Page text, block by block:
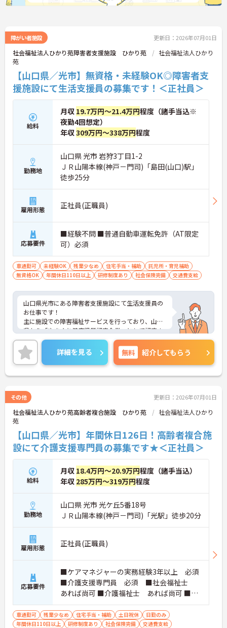
障がい者施設 更新日：2026年07月01日
社会福祉法人ひかり苑障害者支援施設 ひかり苑
社会福祉法人ひかり
苑
【山口県／光市】無資格・未経験OK◎障害者支
援施設にて生活支援員の募集です！＜正社員＞
給料
月収 19.7万円～21.4万円程度（諸手当込※
夜勤4回想定）
年収309万円～338万円程度
勤務地
山口県 光市 岩狩3丁目1-2
ＪＲ山陽本線(神戸－門司)「島田(山口)駅」
徒歩25分
雇用形態 正社員(正職員)
応募要件
■経験不問 ■普通自動車運転免許（AT限定
可）必須
車通勤可 未経験OK 残業少なめ 住宅手当・補助
託児所・育児補助
無資格OK
年間休日110日以上 研修制度あり 社会保険完備 交通費支給
山口県光市にある障害者支援施設にて生活支援員の
お仕事です！
主に施設での障害福祉サービスを行っており、山口
県から「やまぐち健康経営認定企業」として認定さ
れている法人様です。
福利厚生や手当がとても充実しております★
ご興味ある方には、面接対策ポイントなど、さらに
詳細をお話しいたしますのでお気軽にご相談くださ
い。
詳細を見る 無料 紹介してもらう
その他 更新日：2026年07月01日
社会福祉法人ひかり苑高齢者複合施設 ひかり苑
社会福祉法人ひかり
苑
【山口県／光市】年間休日126日！高齢者複合施
設にて介護支援専門員の募集です★＜正社員＞
給料
月収 18.4万円～20.9万円程度（諸手当込）
年収 285万円～319万円程度
勤務地
山口県 光市 光ケ丘5番18号
ＪＲ山陽本線(神戸－門司)「光駅」徒歩20分
雇用形態 正社員(正職員)
応募要件
■ケアマネジャーの実務経験3年以上 必須
■介護支援専門員 必須 ■社会福祉士
あれば尚可 ■介護福祉士 あれば尚可 ■普
通自動車運転免許（AT限定可）必須
車通勤可 残業少なめ 住宅手当・補助 土日祝休
日勤のみ
年間休日110日以上
研修制度あり 社会保険完備 交通費支給